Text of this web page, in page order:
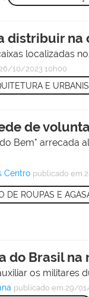
distribuir na
localizadas
10/2023 10h00
E
de
Bem" arrecada
Centro publicado em
DE ROUPAS E
do Brasil
os militares
publicado em 29/